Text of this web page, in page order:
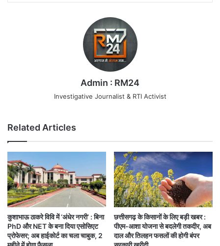
Admin : RM24
Investigative Journalist & RTI Activist
Related Articles
कुशाभाऊ ठाकरे विवि में ‘अंधेर नगरी’ : बिना
PhD और NET के बना दिया एसोसिएट
प्रोफेसर; अब हाईकोर्ट का चला चाबुक, 2
छत्तीसगढ़ के किसानों के लिए बड़ी खबर :
पीएम-आशा योजना से बदलेगी तकदीर, अब
दाल और तिलहन फसलों की होगी बंपर